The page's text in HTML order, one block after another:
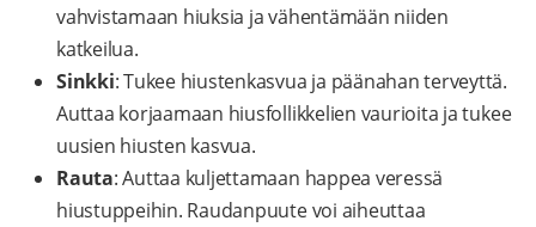
vahvistamaan hiuksia ja vähentämään niiden
katkeilua.
Sinkki: Tukee hiustenkasvua ja päänahan terveyttä.
Auttaa korjaamaan hiusfollikkelien vaurioita ja tukee
uusien hiusten kasvua.
Rauta: Auttaa kuljettamaan happea veressä
hiustuppeihin. Raudanpuute voi aiheuttaa